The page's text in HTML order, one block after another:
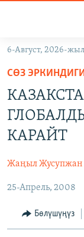
Навигацияга
өтүңүз
Издөөгө
салыңыз
САЯСАТ
МАДАНИЯТ
ДҮЙНӨ
УКРАИНА
ТВ
БҮГҮН АЗАТТЫКТА
ЭКСПЕРТТЕР
ПОДКАСТ
ӨЗГӨЧӨ ПИКИР
6-Август, 2026-
СӨЗ
КАРАЙТ
Жаңыл Жусупжан
25-Апрель, 2008
Бөлүшүңүз